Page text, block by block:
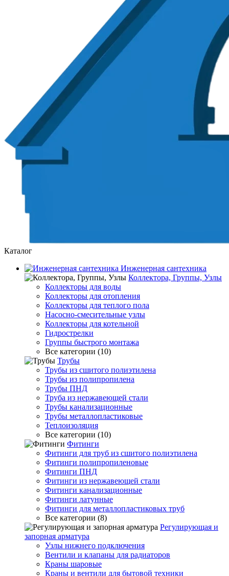
Каталог
Инженерная сантехника
Коллектора, Группы, Узлы
Коллекторы для воды
Коллекторы для отопления
Коллекторы для теплого пола
Насосно-смесительные узлы
Коллекторы для котельной
Гидрострелки
Группы быстрого монтажа
Все категории (10)
Трубы
Трубы из сшитого полиэтилена
Трубы из полипропилена
Трубы ПНД
Труба из нержавеющей стали
Трубы канализационные
Трубы металлопластиковые
Теплоизоляция
Все категории (10)
Фитинги
Фитинги для труб из сшитого полиэтилена
Фитинги полипропиленовые
Фитинги ПНД
Фитинги из нержавеющей стали
Фитинги канализационные
Фитинги латунные
Фитинги для металлопластиковых труб
Все категории (8)
Регулирующая и
запорная арматура
Узлы нижнего подключения
Вентили и клапаны для радиаторов
Краны шаровые
Краны и вентили для бытовой техники